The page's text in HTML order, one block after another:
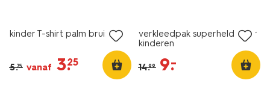
kinder T-shirt palm bruin
5.75 vanaf 3.
25
verkleedpak superheld voor
kinderen
14.99 9.
–